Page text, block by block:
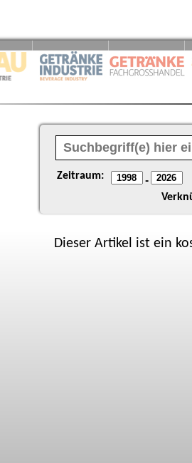
Zeitraum: -
Dieser Artikel ist ein